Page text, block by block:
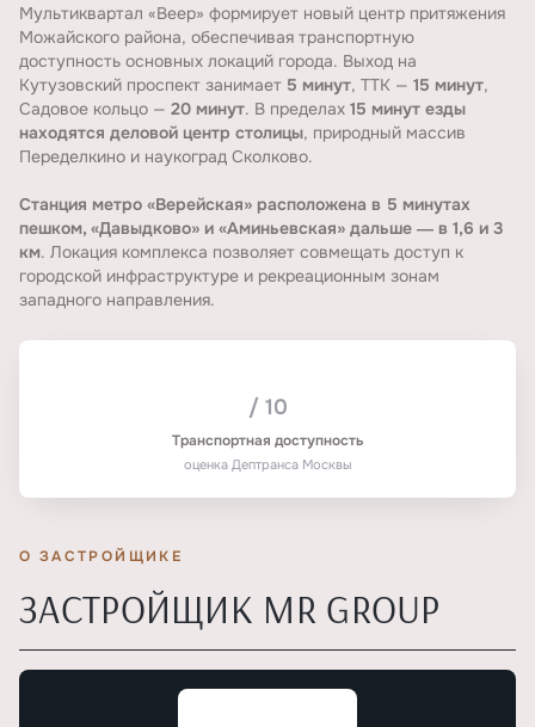
Мультиквартал «Веер» формирует новый центр притяжения
Можайского района, обеспечивая транспортную
доступность основных локаций города. Выход на
Кутузовский проспект занимает 5 минут, ТТК — 15 минут,
Садовое кольцо — 20 минут. В пределах 15 минут езды
находятся деловой центр столицы, природный массив
Переделкино и наукоград Сколково.
Станция метро «Верейская» расположена в 5 минутах
пешком, «Давыдково» и «Аминьевская» дальше ― в 1,6 и 3
км. Локация комплекса позволяет совмещать доступ к
городской инфраструктуре и рекреационным зонам
западного направления.
/ 10
Транспортная доступность
оценка Дептранса Москвы
О ЗАСТРОЙЩИКЕ
ЗАСТРОЙЩИК MR GROUP